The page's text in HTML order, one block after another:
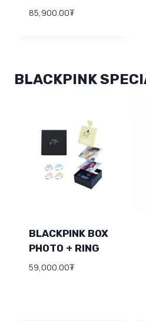
85,900.00₮
BLACKPINK
BLACKPINK BOX
PHOTO + RING
59,000.00₮